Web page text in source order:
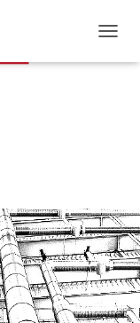
U
M
E
R
L
A
N
A